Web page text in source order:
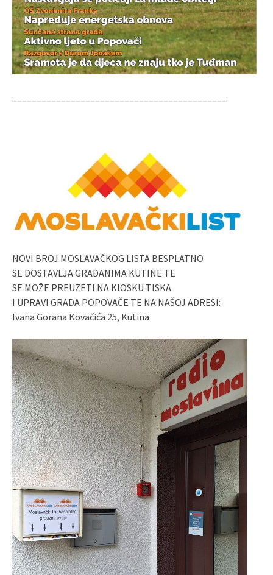
NOVI BROJ MOSLAVAČKOG LISTA BESPLATNO
SE DOSTAVLJA GRAĐANIMA KUTINE TE
SE MOŽE PREUZETI NA KIOSKU TISKA
I UPRAVI GRADA POPOVAČE TE NA NAŠOJ ADRESI:
Ivana Gorana Kovačića 25, Kutina